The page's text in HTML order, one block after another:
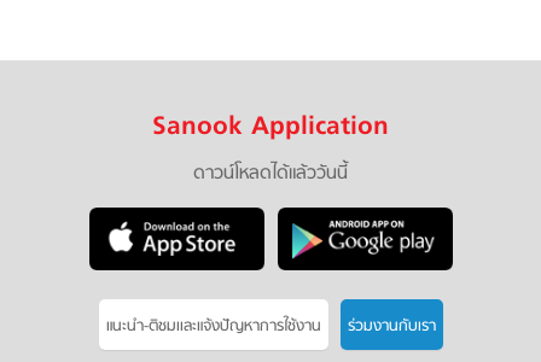
Sanook Application
ดาวน์โหลดได้แล้ววันนี้
แนะนำ-ติชมเเละแจ้งปัญหาการใช้งาน ร่วมงานกับเรา